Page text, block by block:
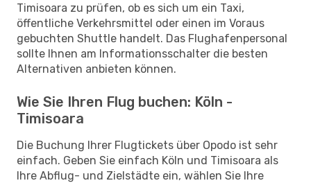
Timisoara zu prüfen, ob es sich um ein Taxi,
öffentliche Verkehrsmittel oder einen im Voraus
gebuchten Shuttle handelt. Das Flughafenpersonal
sollte Ihnen am Informationsschalter die besten
Alternativen anbieten können.
Wie Sie Ihren Flug buchen: Köln -
Timisoara
Die Buchung Ihrer Flugtickets über Opodo ist sehr
einfach. Geben Sie einfach Köln und Timisoara als
Ihre Abflug- und Zielstädte ein, wählen Sie Ihre